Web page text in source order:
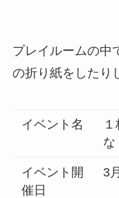
プレイルームの中
の折り紙をしたり
イベント名
な
イベント開
催日
3